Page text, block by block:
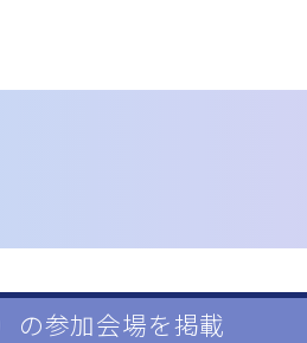
の参加会場を掲載